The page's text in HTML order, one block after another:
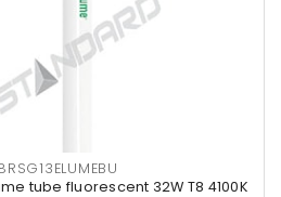
tube fluorescent 32W T8 4100K